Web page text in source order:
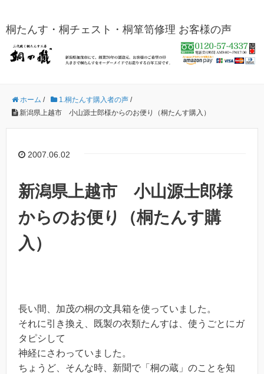
桐たんす・桐チェスト・桐箪笥修理 お客様の声
ホーム / 1.桐たんす購入者の声 /
新潟県上越市 小山源士郎様からのお便り（桐たんす購入）
2007.06.02
新潟県上越市 小山源士郎様
からのお便り（桐たんす購
入）
長い間、加茂の桐の文具箱を使っていました。
それに引き換え、既製の衣類たんすは、使うごとにガ
タピシして
神経にさわっていました。
ちょうど、そんな時、新聞で「桐の蔵」のことを知